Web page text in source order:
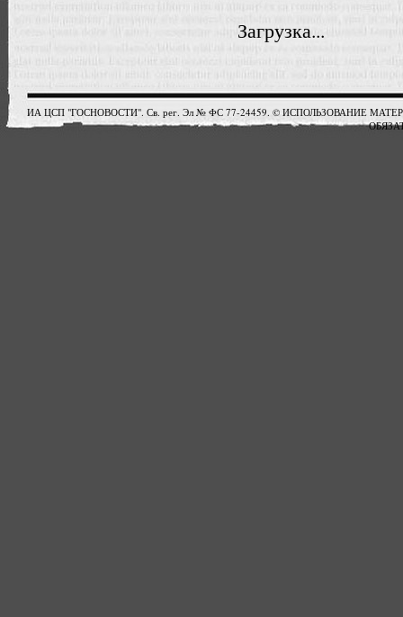
Загрузка...
ИА ЦСП "ГОСНОВОСТИ". Св. рег. Эл № ФС 77-24459. © ИСПОЛЬЗОВАНИЕ